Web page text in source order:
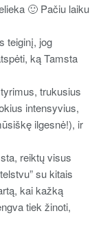
🙂 Pačiu laiku
teiginį, jog
ką Tamsta
trukusius
intensyvius,
ilgesnė!), ir
reiktų visus
su kitais
kai kažką
tiek žinoti,